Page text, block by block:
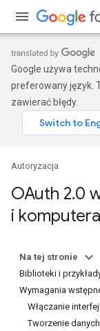
Google używa
preferowany język.
zawierać błędy.
Autoryzacja
OAuth 2.0
i
Na tej stronie
Biblioteki i
Wymagania
Włączanie
Tworzenie